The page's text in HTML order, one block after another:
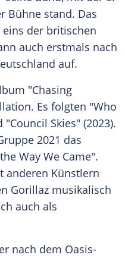
Bühne stand. Das
der britischen
auch erstmals nach
auf.
"Chasing
Es folgten "Who
Skies" (2023).
2021 das
Way We Came".
anderen Künstlern
Gorillaz musikalisch
auch als
nach dem Oasis-